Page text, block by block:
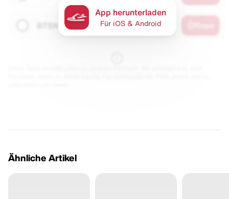
App herunterladen
Für iOS & Android
Ähnliche Artikel